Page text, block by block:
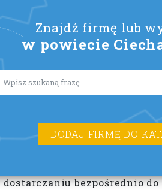
Znajdź firmę lub
w powiecie
ipsum
DODAJ FIRMĘ DO
bezpośrednio